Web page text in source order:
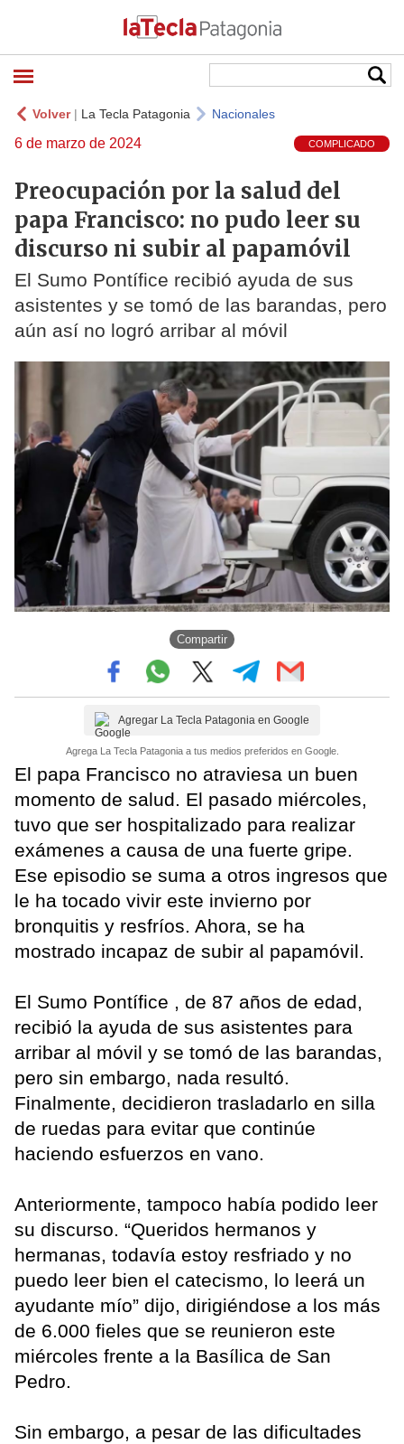
Volver| La Tecla Patagonia Nacionales
6 de marzo de 2024 COMPLICADO
Preocupación por la salud del
papa Francisco: no pudo leer su
discurso ni subir al papamóvil
El Sumo Pontífice recibió ayuda de sus
asistentes y se tomó de las barandas, pero
aún así no logró arribar al móvil
Compartir
Agregar La Tecla Patagonia en Google
Agrega La Tecla Patagonia a tus medios preferidos en Google.
El papa Francisco no atraviesa un buen
momento de salud. El pasado miércoles,
tuvo que ser hospitalizado para realizar
exámenes a causa de una fuerte gripe.
Ese episodio se suma a otros ingresos que
le ha tocado vivir este invierno por
bronquitis y resfríos. Ahora, se ha
mostrado incapaz de subir al papamóvil.
El Sumo Pontífice , de 87 años de edad,
recibió la ayuda de sus asistentes para
arribar al móvil y se tomó de las barandas,
pero sin embargo, nada resultó.
Finalmente, decidieron trasladarlo en silla
de ruedas para evitar que continúe
haciendo esfuerzos en vano.
Anteriormente, tampoco había podido leer
su discurso. “Queridos hermanos y
hermanas, todavía estoy resfriado y no
puedo leer bien el catecismo, lo leerá un
ayudante mío” dijo, dirigiéndose a los más
de 6.000 fieles que se reunieron este
miércoles frente a la Basílica de San
Pedro.
Sin embargo, a pesar de las dificultades